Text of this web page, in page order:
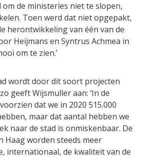
de ministeries niet te slopen,
Toen werd dat niet opgepakt,
herontwikkeling van één van de
Heijmans en Syntrus Achmea in
om te zien.’
wordt door dit soort projecten
geeft Wijsmuller aan: ‘In de
dat we in 2020 515.000
maar dat aantal hebben we
naar de stad is onmiskenbaar. De
Haag worden steeds meer
internationaal, de kwaliteit van de